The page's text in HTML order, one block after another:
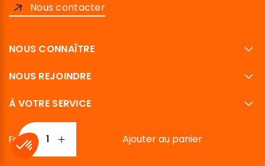
Ajouter au panier
Nous contacter
NOUS CONNAÎTRE
NOUS REJOINDRE
À VOTRE SERVICE
Français